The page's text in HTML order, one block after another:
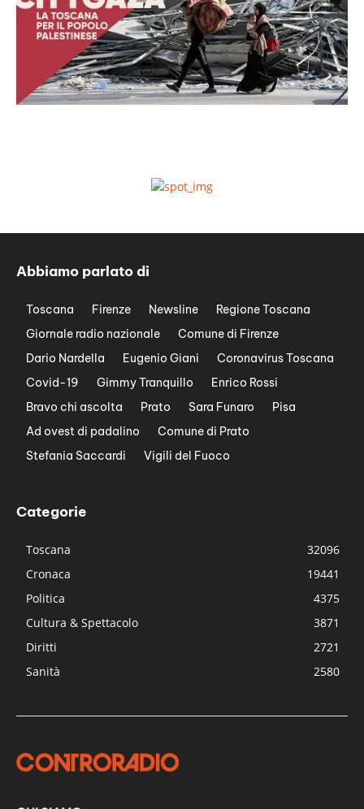
Abbiamo parlato di
Toscana Firenze Newsline
Regione Toscana
Giornale radio nazionale
Comune di Firenze
Dario Nardella
Eugenio Giani
Coronavirus Toscana
Covid-19
Gimmy Tranquillo
Enrico Rossi
Bravo chi ascolta
Prato Sara Funaro
Pisa
Ad ovest di padalino
Comune di Prato
Stefania Saccardi
Vigili del Fuoco
Categorie
Toscana
32096
Cronaca
19441
Politica
4375
Cultura & Spettacolo
3871
Diritti
2721
Sanità
2580